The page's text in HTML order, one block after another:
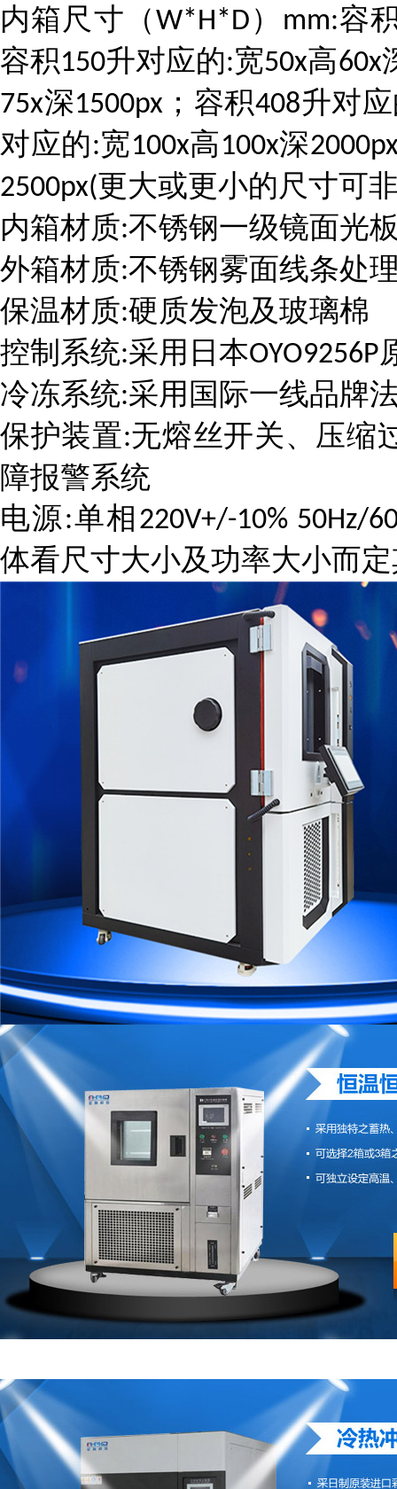
内箱尺寸（W*H*D ） mm:容
容积150升对应的:宽50x高60x
75x深1500px ；容积408升对
对应的:宽100x高100x深
2500px(更大或更小的尺寸可
内箱材质:不锈钢一级镜面光
外箱材质:不锈钢雾面线条处
保温材质:硬质发泡及玻璃棉
控制系统:采用日本OYO9256P
冷冻系统:采用国际一线品牌
保护装置:无熔丝开关、压缩
障报警系统
电源:单相 220V+/-10% 50Hz/
体看尺寸大小及功率大小而